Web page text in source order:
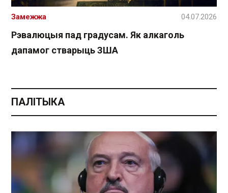
Рэвалюцыя пад градусам. Як алкаголь
дапамог стварыць ЗША
Замежжа 04.07.2026
ПАЛІТЫКА